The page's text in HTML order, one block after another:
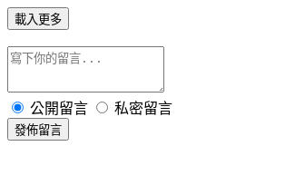
載入更多
公開留言 私密留言
發佈留言